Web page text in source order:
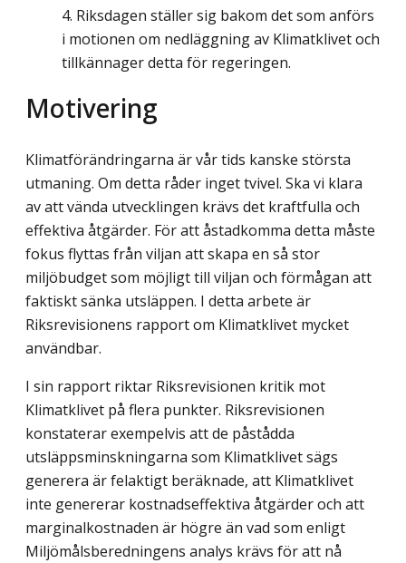
Riksdagen ställer sig bakom det som anförs
i motionen om nedläggning av Klimatklivet och
tillkännager detta för regeringen.
Motivering
Klimatförändringarna är vår tids kanske största
utmaning. Om detta råder inget tvivel. Ska vi klara
av att vända utvecklingen krävs det kraftfulla och
effektiva åtgärder. För att åstadkomma detta måste
fokus flyttas från viljan att skapa en så stor
miljöbudget som möjligt till viljan och förmågan att
faktiskt sänka utsläppen. I detta arbete är
Riksrevisionens rapport om Klimatklivet mycket
användbar.
I sin rapport riktar Riksrevisionen kritik mot
Klimatklivet på flera punkter. Riksrevisionen
konstaterar exempelvis att de påstådda
utsläppsminskningarna som Klimatklivet sägs
generera är felaktigt beräknade, att Klimatklivet
inte genererar kostnadseffektiva åtgärder och att
marginalkostnaden är högre än vad som enligt
Miljömålsberedningens analys krävs för att nå